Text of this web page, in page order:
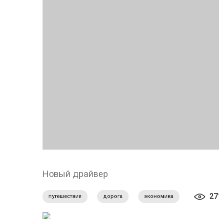
Новый драйвер
путешествия дорога экономика